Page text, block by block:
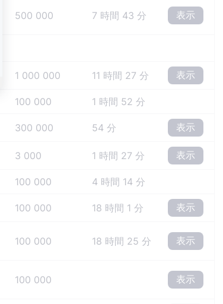
500 000 7 時間 43 分 表示
1 000 000 11 時間 27 分 表示
100 000 1 時間 52 分
300 000 54 分 表示
3 000 1 時間 27 分 表示
100 000 4 時間 14 分
100 000 18 時間 1 分 表示
100 000 18 時間 25 分 表示
100 000 表示